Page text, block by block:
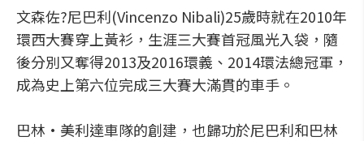
文森佐?尼巴利(Vincenzo Nibali)25歲時就在2010年
環西大賽穿上黃衫，生涯三大賽首冠風光入袋，隨
後分別又奪得2013及2016環義、2014環法總冠軍，
成為史上第六位完成三大賽大滿貫的車手。
巴林•美利達車隊的創建，也歸功於尼巴利和巴林